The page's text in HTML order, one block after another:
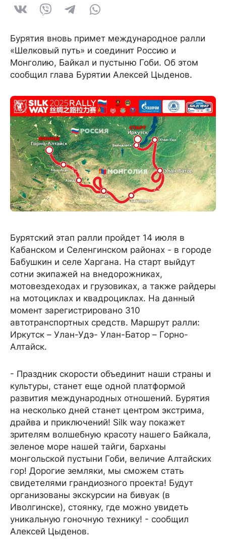
Бурятия вновь примет международное ралли
«Шелковый путь» и соединит Россию и
Монголию, Байкал и пустыню Гоби. Об этом
сообщил глава Бурятии Алексей Цыденов.
Бурятский этап ралли пройдет 14 июля в
Кабанском и Селенгинском районах - в городе
Бабушкин и селе Харгана. На старт выйдут
сотни экипажей на внедорожниках,
мотовездеходах и грузовиках, а также райдеры
на мотоциклах и квадроциклах. На данный
момент зарегистрировано 310
автотранспортных средств. Маршрут ралли:
Иркутск – Улан-Удэ- Улан-Батор – Горно-
Алтайск.
- Праздник скорости объединит наши страны и
культуры, станет еще одной платформой
развития международных отношений. Бурятия
на несколько дней станет центром экстрима,
драйва и приключений! Silk way покажет
зрителям волшебную красоту нашего Байкала,
зеленое море нашей тайги, барханы
монгольской пустыни Гоби, величие Алтайских
гор! Дорогие земляки, мы сможем стать
свидетелями грандиозного проекта! Будут
организованы экскурсии на бивуак (в
Иволгинске), стоянку, где можно увидеть
уникальную гоночную технику! - сообщил
Алексей Цыденов.